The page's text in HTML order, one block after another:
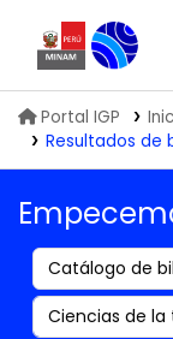
Portal IGP
Resultados de